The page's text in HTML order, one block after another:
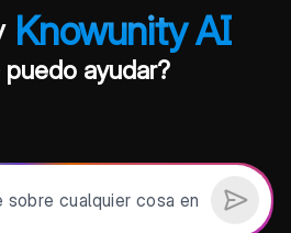
Knowunity AI
ayudar?